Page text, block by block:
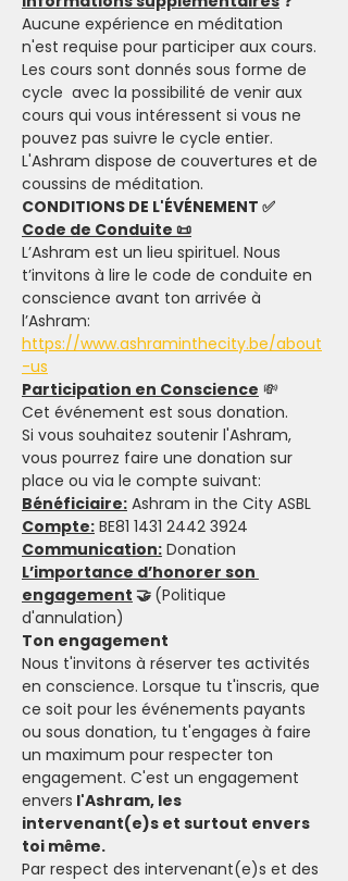
Aucune expérience en méditation
n'est requise pour participer aux cours.
Les cours sont donnés sous forme de
cycle  avec la possibilité de venir aux
cours qui vous intéressent si vous ne
pouvez pas suivre le cycle entier.
L'Ashram dispose de couvertures et de
coussins de méditation.
CONDITIONS DE L'ÉVÉNEMENT ✅
Code de Conduite 📜
L’Ashram est un lieu spirituel. Nous
t’invitons à lire le code de conduite en
conscience avant ton arrivée à
l’Ashram:
https://www.ashraminthecity.be/about
-us
Participation en Conscience 💸
Cet événement est sous donation.
Si vous souhaitez soutenir l'Ashram,
vous pourrez faire une donation sur
place ou via le compte suivant:
Bénéficiaire: Ashram in the City ASBL
Compte: BE81 1431 2442 3924
Communication: Donation
L’importance d’honorer son
engagement 🤝 (Politique
d'annulation)
Ton engagement
Nous t'invitons à réserver tes activités
en conscience. Lorsque tu t'inscris, que
ce soit pour les événements payants
ou sous donation, tu t'engages à faire
un maximum pour respecter ton
engagement. C'est un engagement
envers l'Ashram, les
intervenant(e)s et surtout envers
toi même.
Par respect des intervenant(e)s et des